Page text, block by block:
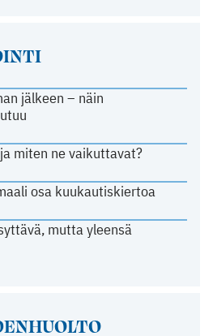
jälkeen – näin
miten ne vaikuttavat?
osa kuukautiskiertoa
mutta yleensä